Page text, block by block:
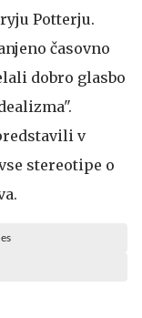
Potterju.
časovno
dobro glasbo
v
stereotipe o